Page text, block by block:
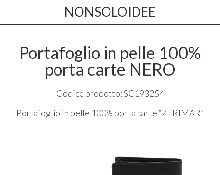
NONSOLOIDEE
Portafoglio in pelle 100%
porta carte NERO
Codice prodotto: SC193254
Portafoglio in pelle 100% porta carte “ZERIMAR”